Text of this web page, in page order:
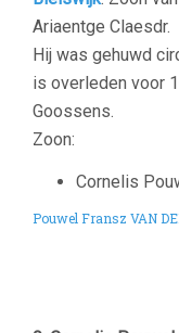
Ariaentge Claesdr.
Hij was gehuwd
is overleden voor
Goossens.
Zoon:
Cornelis
Pouwel Fransz VAN